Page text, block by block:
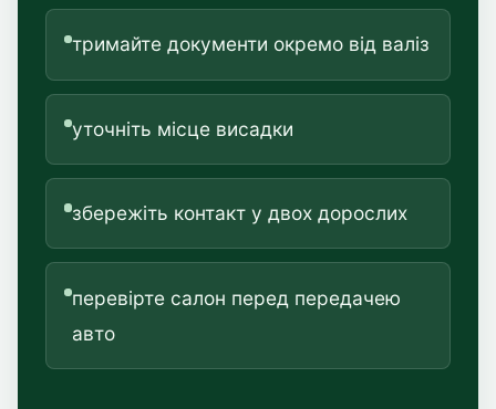
тримайте документи окремо від валіз
уточніть місце висадки
збережіть контакт у двох дорослих
перевірте салон перед передачею
авто